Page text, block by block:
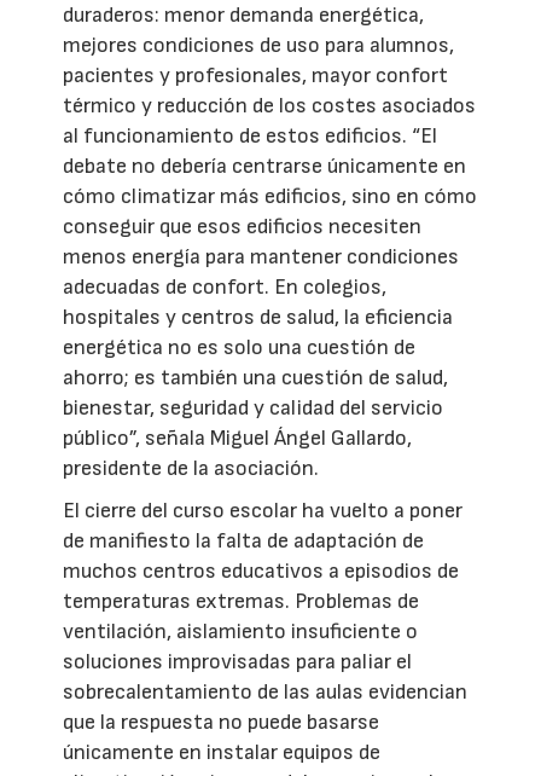
duraderos: menor demanda energética,
mejores condiciones de uso para alumnos,
pacientes y profesionales, mayor confort
térmico y reducción de los costes asociados
al funcionamiento de estos edificios. “El
debate no debería centrarse únicamente en
cómo climatizar más edificios, sino en cómo
conseguir que esos edificios necesiten
menos energía para mantener condiciones
adecuadas de confort. En colegios,
hospitales y centros de salud, la eficiencia
energética no es solo una cuestión de
ahorro; es también una cuestión de salud,
bienestar, seguridad y calidad del servicio
público”, señala Miguel Ángel Gallardo,
presidente de la asociación.
El cierre del curso escolar ha vuelto a poner
de manifiesto la falta de adaptación de
muchos centros educativos a episodios de
temperaturas extremas. Problemas de
ventilación, aislamiento insuficiente o
soluciones improvisadas para paliar el
sobrecalentamiento de las aulas evidencian
que la respuesta no puede basarse
únicamente en instalar equipos de